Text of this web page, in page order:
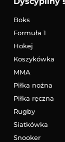
Boks
Formuła 1
Hokej
Koszykówka
MMA
Piłka nożna
Piłka ręczna
Rugby
Siatkówka
Snooker